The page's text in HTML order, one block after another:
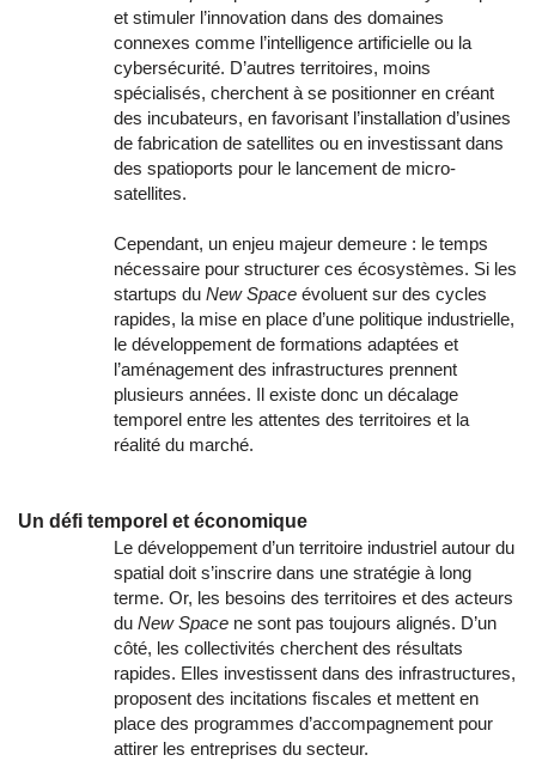
et stimuler l’innovation dans des domaines
connexes comme l’intelligence artificielle ou la
cybersécurité. D’autres territoires, moins
spécialisés, cherchent à se positionner en créant
des incubateurs, en favorisant l’installation d’usines
de fabrication de satellites ou en investissant dans
des spatioports pour le lancement de micro-
satellites.
Cependant, un enjeu majeur demeure : le temps
nécessaire pour structurer ces écosystèmes. Si les
startups du New Space évoluent sur des cycles
rapides, la mise en place d’une politique industrielle,
le développement de formations adaptées et
l’aménagement des infrastructures prennent
plusieurs années. Il existe donc un décalage
temporel entre les attentes des territoires et la
réalité du marché.
Un défi temporel et économique
Le développement d’un territoire industriel autour du
spatial doit s’inscrire dans une stratégie à long
terme. Or, les besoins des territoires et des acteurs
du New Space ne sont pas toujours alignés. D’un
côté, les collectivités cherchent des résultats
rapides. Elles investissent dans des infrastructures,
proposent des incitations fiscales et mettent en
place des programmes d’accompagnement pour
attirer les entreprises du secteur.